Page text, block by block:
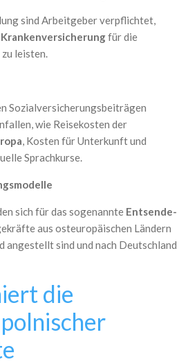
sind Arbeitgeber verpflichtet,
Krankenversicherungfür die
leisten.
Sozialversicherungsbeiträgen
wie Reisekosten der
, Kosten für Unterkunft und
Sprachkurse.
sich für das sogenannte Entsende-
aus osteuropäischen Ländern
angestellt sind und nach Deutschland
die